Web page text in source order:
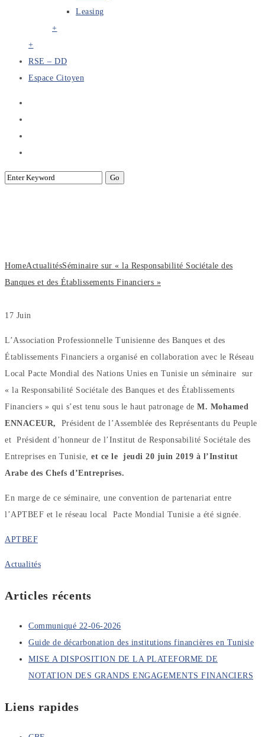
Leasing
+
+
RSE – DD
Espace Citoyen
HomeActualitésSéminaire sur « la Responsabilité Sociétale des
Banques et des Établissements Financiers »
17 Juin
L’Association Professionnelle Tunisienne des Banques et des
Établissements Financiers a organisé en collaboration avec le Réseau
Local Pacte Mondial des Nations Unies en Tunisie un séminaire sur
« la Responsabilité Sociétale des Banques et des Établissements
Financiers » qui s’est tenu sous le haut patronage de M. Mohamed
ENNACEUR, Président de l’Assemblée des Représentants du Peuple
et Président d’honneur de l’Institut de Responsabilité Sociétale des
Entreprises en Tunisie, et ce le jeudi 20 juin 2019 à l’Institut
Arabe des Chefs d’Entreprises.
En marge de ce séminaire, une convention de partenariat entre
l’APTBEF et le réseau local Pacte Mondial Tunisie a été signée.
APTBEF
Actualités
Articles récents
Communiqué 22-06-2026
Guide de décarbonation des institutions financières en Tunisie
MISE A DISPOSITION DE LA PLATEFORME DE
NOTATION DES GRANDS ENGAGEMENTS FINANCIERS
Liens rapides